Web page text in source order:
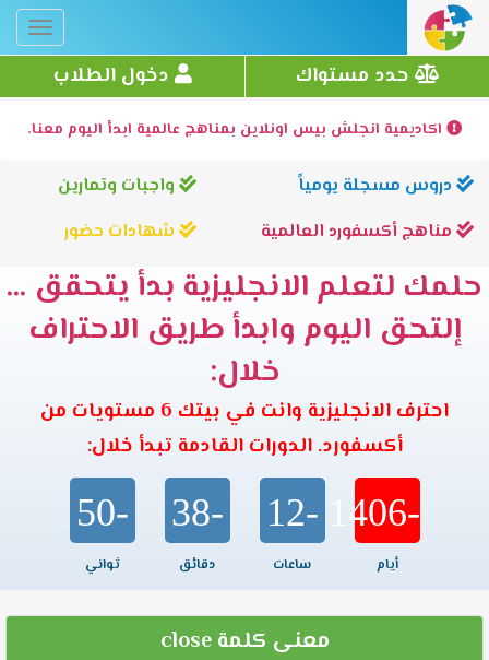
حدد مستواك دخول الطلاب
اكاديمية انجلش بيس اونلاين بمناهج عالمية ابدأ اليوم معنا.
دروس مسجلة يومياً
واجبات وتمارين
مناهج أكسفورد العالمية
شهادات حضور
حلمك لتعلم الانجليزية بدأ يتحقق ...
إلتحق اليوم وابدأ طريق الاحتراف
خلال:
احترف الانجليزية وانت في بيتك 6 مستويات من
أكسفورد. الدورات القادمة تبدأ خلال:
-1406
أيام
-12
ساعات
-38
دقائق
-50
ثواني
معنى كلمة close